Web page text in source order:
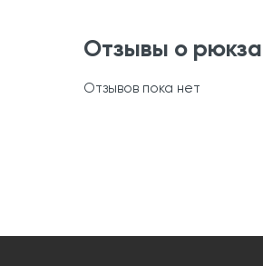
Отзывы о
Отзывов пока нет